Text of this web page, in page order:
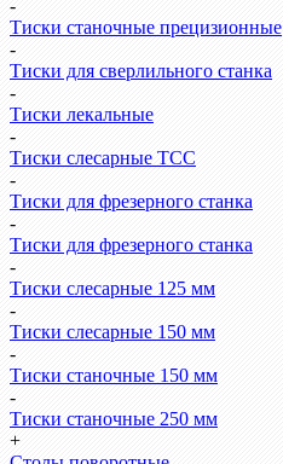
-
Тиски станочные прецизионные
-
Тиски для сверлильного станка
-
Тиски лекальные
-
Тиски слесарные ТСС
-
Тиски для фрезерного станка
-
Тиски для фрезерного станка
-
Тиски слесарные 125 мм
-
Тиски слесарные 150 мм
-
Тиски станочные 150 мм
-
Тиски станочные 250 мм
+